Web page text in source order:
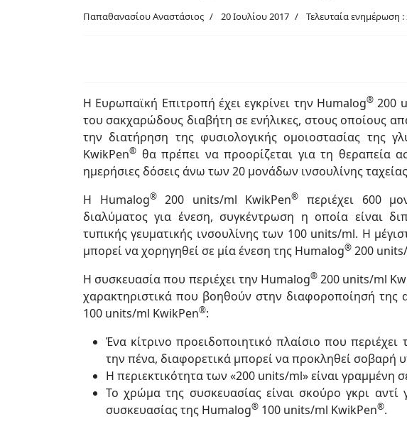
Παπαθανασίου Αναστάσιος 20 Ιουλίου 2017 Τελευταία ενημέρωση :
Η Ευρωπαϊκή Επιτροπή έχει εγκρίνει την Humalog® 200
του σακχαρώδους διαβήτη σε ενήλικες, στους οποίους
την διατήρηση της φυσιολογικής ομοιοστασίας της
KwikPen® θα πρέπει να προορίζεται για τη θεραπεία
ημερήσιες δόσεις άνω των 20 μονάδων ινσουλίνης
Η Humalog®200 units/ml KwikPen®
περιέχει 600
διαλύματος για ένεση, συγκέντρωση η οποία είναι
τυπικής γευματικής ινσουλίνης των 100 units/ml. Η
μπορεί να χορηγηθεί σε μία ένεση της Humalog® 200
Η συσκευασία που περιέχει την Humalog®200 units/ml
χαρακτηριστικά που βοηθούν στην διαφοροποίησή της
100 units/ml KwikPen®:
Ένα κίτρινο προειδοποιητικό πλαίσιο που
την πένα, διαφορετικά μπορεί να προκληθεί σοβαρή
Η περιεκτικότητα των «200 units/ml» είναι γραμμένη
Το χρώμα της συσκευασίας είναι σκούρο γκρι
συσκευασίας της Humalog® 100 units/ml KwikPen®.